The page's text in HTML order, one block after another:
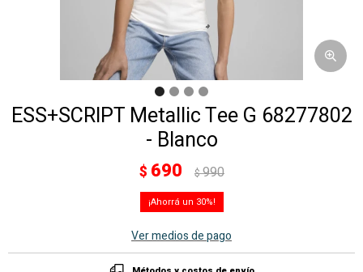
ESS+SCRIPT Metallic Tee G 68277802
- Blanco
$ 690 $990
30
Ver medios de pago